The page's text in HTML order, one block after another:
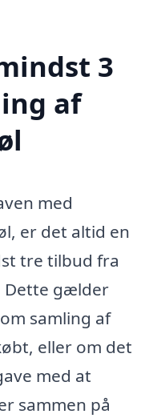
3
af
med
er det altid en
tre tilbud fra
Dette gælder
samling af
eller om det
med at
sammen på